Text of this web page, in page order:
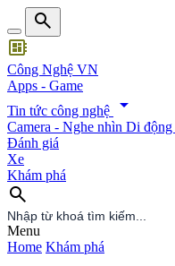
search
developer_board
Công Nghệ VN
Apps - Game
Tin tức công nghệ
arrow_drop_down
Camera - Nghe nhìn Di động
Đánh giá
Xe
Khám phá
search
search
Menu
Home Khám phá